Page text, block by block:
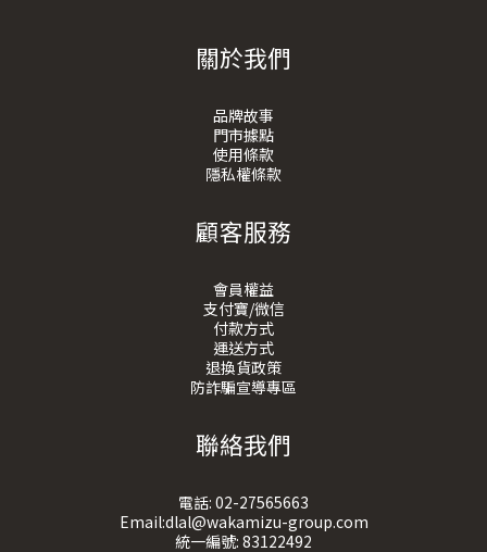
關於我們
品牌故事
門市據點
使用條款
隱私權條款
顧客服務
會員權益
支付寶/微信
付款方式
運送方式
退換貨政策
防詐騙宣導專區
聯絡我們
電話: 02-27565663
Email:dlal@wakamizu-group.com
統一編號: 83122492